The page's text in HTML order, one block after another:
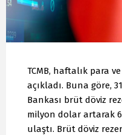
TCMB, haftalık para
açıkladı. Buna göre,
Bankası brüt döviz
milyon dolar artarak
ulaştı. Brüt döviz